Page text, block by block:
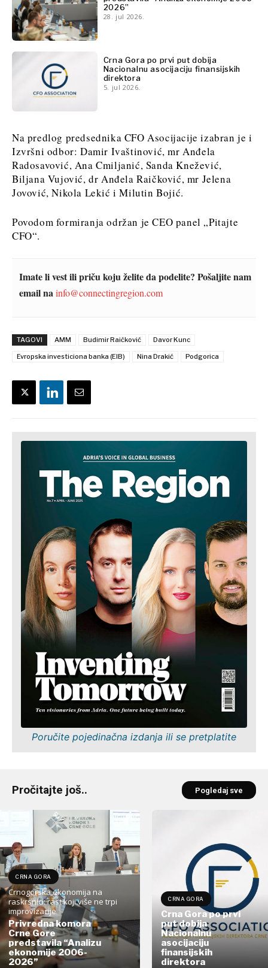
2026”
28. jul 2026.
Crna Gora po prvi put dobija
Nacionalnu asocijaciju finansijskih
direktora
5. jul 2026.
Na predlog predsednika CFO Asocijacije izabran je i
Izvršni odbor: Damir Ivaštinović, mr Anđela
Radosavović, Ana Cmiljanić, Sanda Knežević,
Biljana Vujović, dr Anđela Raičković, mr Jelena
Jovović, Nikola Lekić i Milutin Bojić.
Povodom formiranja održan je CEO panel „Pitajte
CFO“.
Imate li vest ili priču koju želite da podelite? Pošaljite nam
email nainfo@connectingregion.com
TAGOVI AMM Budimir Raičković
Davor Kunc
Evropska investiciona banka (EIB)
Nina Drakić Podgorica
Poručite pojedinačna izdanja ili se pretplatite
Pročitajte još.. Pogledaj sve
CRNA GORA
Crnogorska ekonomija na
raskrsnici: rast koji više ne trpi
improvizacije
Privredna komora
Crne Gore
predstavila “Analizu
ekonomije 2006-
2026”
CRNA GORA
Crna Gora po prvi
put dobija
Nacionalnu
asocijaciju
finansijskih
direktora